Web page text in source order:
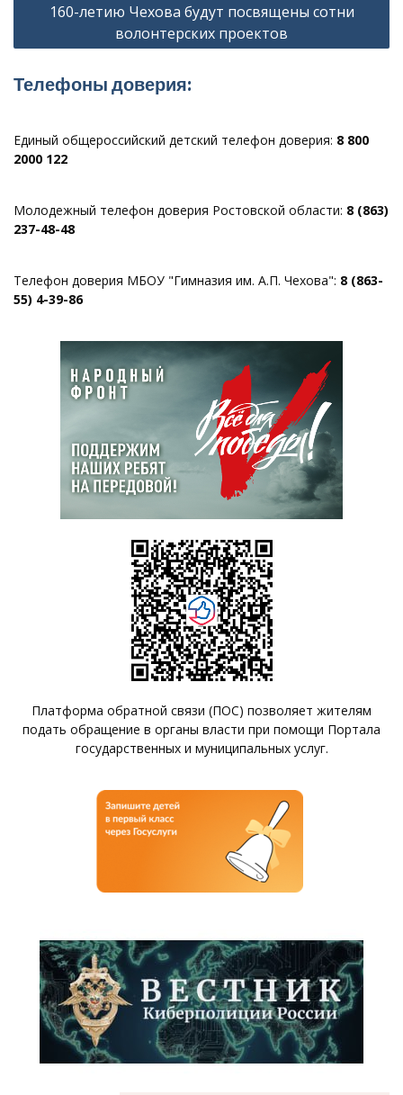
записям160-летию Чехова будут посвящены сотни
волонтерских проектов
Телефоны доверия:
Единый общероссийский детский телефон доверия: 8 800
2000 122
Молодежный телефон доверия Ростовской области: 8 (863)
237-48-48
Телефон доверия МБОУ "Гимназия им. А.П. Чехова": 8 (863-
55) 4-39-86
Платформа обратной связи (ПОС) позволяет жителям
подать обращение в органы власти при помощи Портала
государственных и муниципальных услуг.